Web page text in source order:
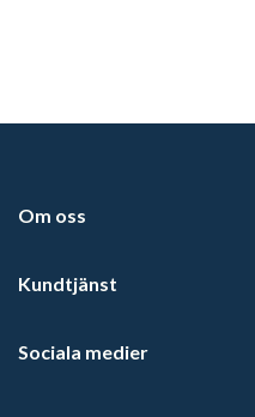
Om oss
Kundtjänst
Sociala medier